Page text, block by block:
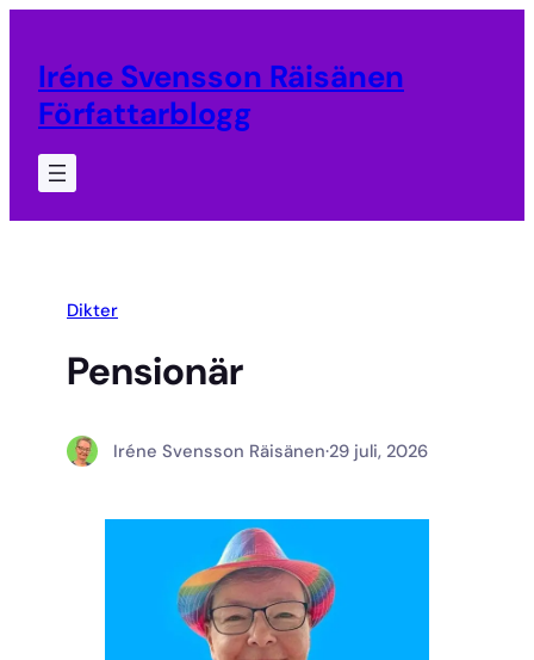
innehåll
Iréne Svensson Räisänen
Författarblogg
Dikter
Pensionär
Iréne Svensson Räisänen·29 juli, 2026